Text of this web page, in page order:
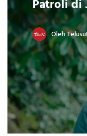
Patroli di
Oleh